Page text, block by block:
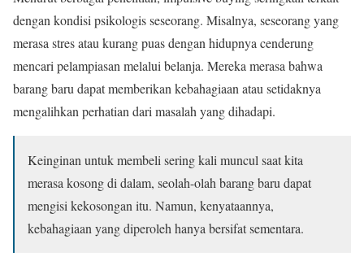
dengan kondisi psikologis seseorang. Misalnya, seseorang yang
merasa stres atau kurang puas dengan hidupnya cenderung
mencari pelampiasan melalui belanja. Mereka merasa bahwa
barang baru dapat memberikan kebahagiaan atau setidaknya
mengalihkan perhatian dari masalah yang dihadapi.
Keinginan untuk membeli sering kali muncul saat kita
merasa kosong di dalam, seolah-olah barang baru dapat
mengisi kekosongan itu. Namun, kenyataannya,
kebahagiaan yang diperoleh hanya bersifat sementara.